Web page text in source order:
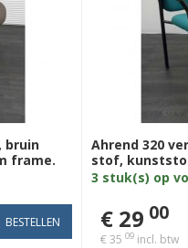
bruin
frame.
Ahrend 320
stof,
4poot
3 stuk(s) op
€ 29 00
€ 35 09incl. btw